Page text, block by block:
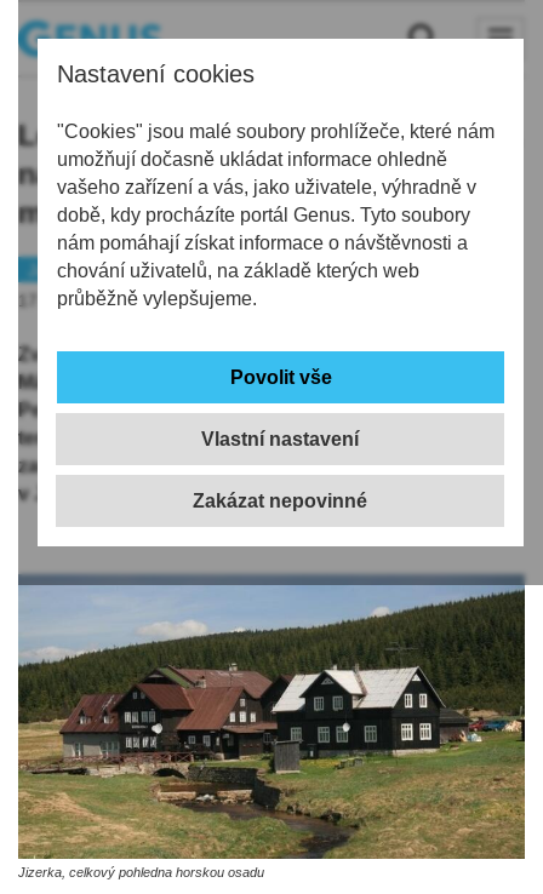
Nastavení cookies
"Cookies" jsou malé soubory prohlížeče, které nám
umožňují dočasně ukládat informace ohledně
vašeho zařízení a vás, jako uživatele, výhradně v
době, kdy procházíte portál Genus. Tyto soubory
nám pomáhají získat informace o návštěvnosti a
chování uživatelů, na základě kterých web
průběžně vylepšujeme.
Vlastní nastavení
Lesníky vystřídali badatelé. Chalupa
na Jizerce slouží libereckým
muzejníkům
Historie
Jablonecko
17.09.2022 | 5:48
Zvenčí je to nenápadná jizerskohorská chalupa.
Málokdo ví, že ve stavení mezi Hnojovým domem a
Pešákovnou na Jizerce má Severočeské muzeum
terénní přírodovědnou stanici, kterou jeho
zaměstnanci využívají k výzkumné činnosti
v Jizerských horách.
Jizerka, celkový pohledna horskou osadu